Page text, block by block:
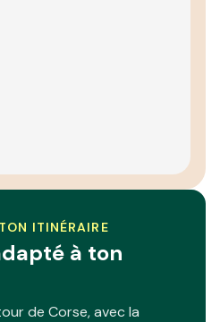
ITINÉRAIRE
à ton
de Corse, avec la